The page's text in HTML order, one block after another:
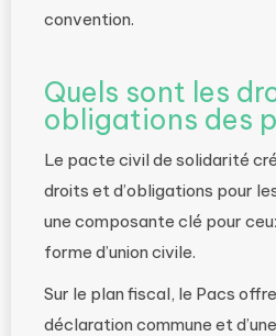
convention.
Quels sont les
obligations des
Le pacte civil de solidarité
droits et d’obligations pour
une composante clé pour
forme d’union civile.
Sur le plan fiscal, le Pacs offre
déclaration commune et